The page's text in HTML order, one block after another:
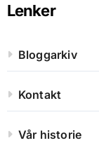
Lenker
Bloggarkiv
Kontakt
Vår historie